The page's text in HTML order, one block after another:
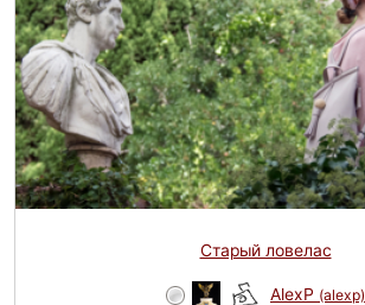
Старый ловелас
AlexP (alexp)